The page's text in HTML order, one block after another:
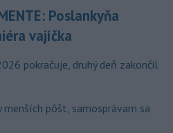
Poslankyňa
vajíčka
pokračuje, druhý deň zakončil
menších pôšt, samosprávam sa